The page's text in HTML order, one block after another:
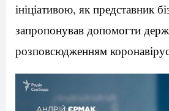
ініціативою, як представник
запропонував допомогти
розповсюдженням